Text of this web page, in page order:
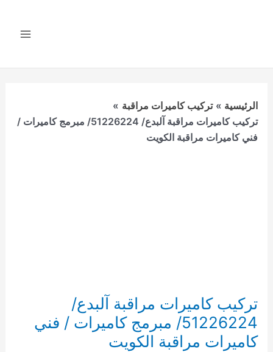
الرئيسية
تركيب كاميرات مراقبة
تركيب كاميرات مراقبة آلبدع/ 51226224/ مبرمج كاميرات /
فني كاميرات مراقبة الكويت
تركيب كاميرات مراقبة آلبدع/
51226224/ مبرمج كاميرات / فني
كاميرات مراقبة الكويت